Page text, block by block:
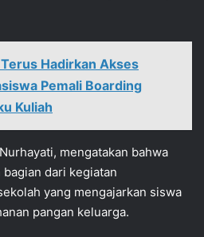
Hadirkan Akses
Pemali Boarding
Kuliah
mengatakan bahwa
dari kegiatan
yang mengajarkan siswa
pangan keluarga.